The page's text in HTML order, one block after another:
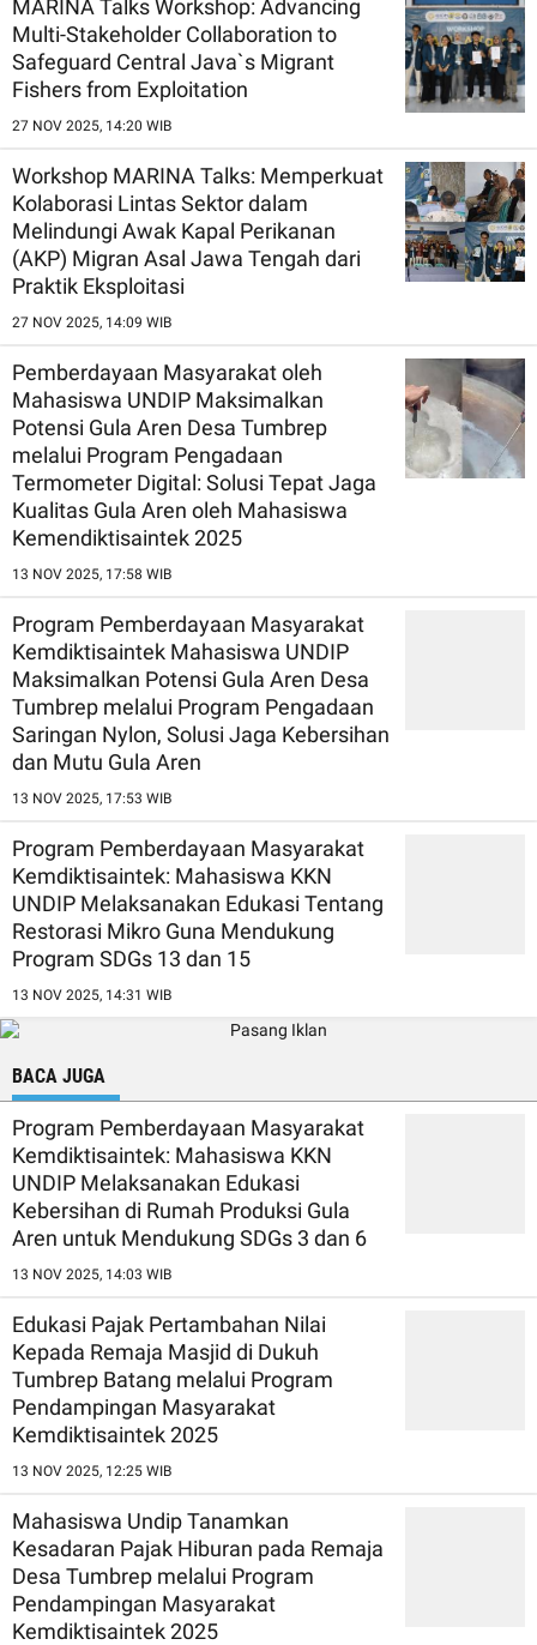
MARINA Talks Workshop: Advancing
Multi-Stakeholder Collaboration to
Safeguard Central Java`s Migrant
Fishers from Exploitation
27 NOV 2025, 14:20 WIB
Workshop MARINA Talks: Memperkuat
Kolaborasi Lintas Sektor dalam
Melindungi Awak Kapal Perikanan
(AKP) Migran Asal Jawa Tengah dari
Praktik Eksploitasi
27 NOV 2025, 14:09 WIB
Pemberdayaan Masyarakat oleh
Mahasiswa UNDIP Maksimalkan
Potensi Gula Aren Desa Tumbrep
melalui Program Pengadaan
Termometer Digital: Solusi Tepat Jaga
Kualitas Gula Aren oleh Mahasiswa
Kemendiktisaintek 2025
13 NOV 2025, 17:58 WIB
Program Pemberdayaan Masyarakat
Kemdiktisaintek Mahasiswa UNDIP
Maksimalkan Potensi Gula Aren Desa
Tumbrep melalui Program Pengadaan
Saringan Nylon, Solusi Jaga Kebersihan
dan Mutu Gula Aren
13 NOV 2025, 17:53 WIB
Program Pemberdayaan Masyarakat
Kemdiktisaintek: Mahasiswa KKN
UNDIP Melaksanakan Edukasi Tentang
Restorasi Mikro Guna Mendukung
Program SDGs 13 dan 15
13 NOV 2025, 14:31 WIB
BACA JUGA
Program Pemberdayaan Masyarakat
Kemdiktisaintek: Mahasiswa KKN
UNDIP Melaksanakan Edukasi
Kebersihan di Rumah Produksi Gula
Aren untuk Mendukung SDGs 3 dan 6
13 NOV 2025, 14:03 WIB
Edukasi Pajak Pertambahan Nilai
Kepada Remaja Masjid di Dukuh
Tumbrep Batang melalui Program
Pendampingan Masyarakat
Kemdiktisaintek 2025
13 NOV 2025, 12:25 WIB
Mahasiswa Undip Tanamkan
Kesadaran Pajak Hiburan pada Remaja
Desa Tumbrep melalui Program
Pendampingan Masyarakat
Kemdiktisaintek 2025